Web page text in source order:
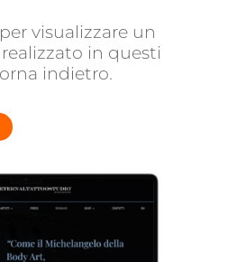
visualizzare un
in questi
indietro.